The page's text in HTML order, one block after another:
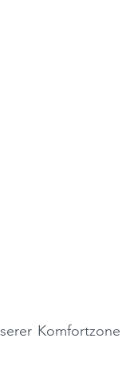
Komfortzone